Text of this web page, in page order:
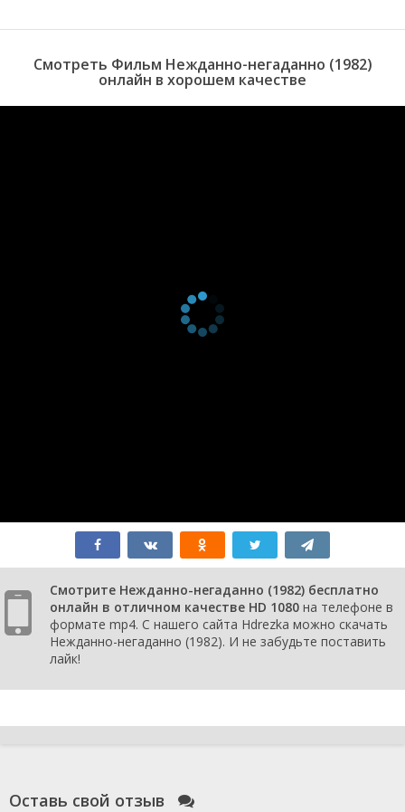
Смотреть Фильм Нежданно-негаданно (1982)
онлайн в хорошем качестве
Смотрите Нежданно-негаданно (1982) бесплатно
онлайн в отличном качестве HD 1080 на телефоне в
формате mp4. С нашего сайта Hdrezka можно скачать
Нежданно-негаданно (1982). И не забудьте поставить
лайк!
Оставь свой отзыв